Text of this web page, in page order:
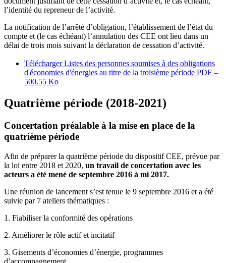
l’identité du repreneur de l’activité.
La notification de l’arrêté d’obligation, l’établissement de l’état du
compte et (le cas échéant) l’annulation des CEE ont lieu dans un
délai de trois mois suivant la déclaration de cessation d’activité.
Télécharger Listes des personnes soumises à des obligations
d'économies d'énergies au titre de la troisième période PDF –
500.55 Ko
Quatrième période (2018-2021)
Concertation préalable à la mise en place de la
quatrième période
Afin de préparer la quatrième période du dispositif CEE, prévue par
la loi entre 2018 et 2020, un travail de concertation avec les
acteurs a été mené de septembre 2016 à mi 2017.
Une réunion de lancement s’est tenue le 9 septembre 2016 et a été
suivie par 7 ateliers thématiques :
1. Fiabiliser la conformité des opérations
2. Améliorer le rôle actif et incitatif
3. Gisements d’économies d’énergie, programmes
d’accompagnement